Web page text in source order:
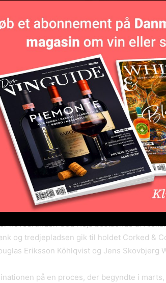
for begge hold gættede korrekt, at
God Hejs vurderede, at der var en
gættede Top Taste korrekt på, at der var
pokalen over hovedet som de nye
og Anders Lund Pedersen. De
repræsentere Danmark ved VM i
hovedrunden God Hejs bestående af
og tredjepladsen gik til holdet Corked &
Eriksson Köhlqvist og Jens Skovbjerg
på en proces, der begyndte i